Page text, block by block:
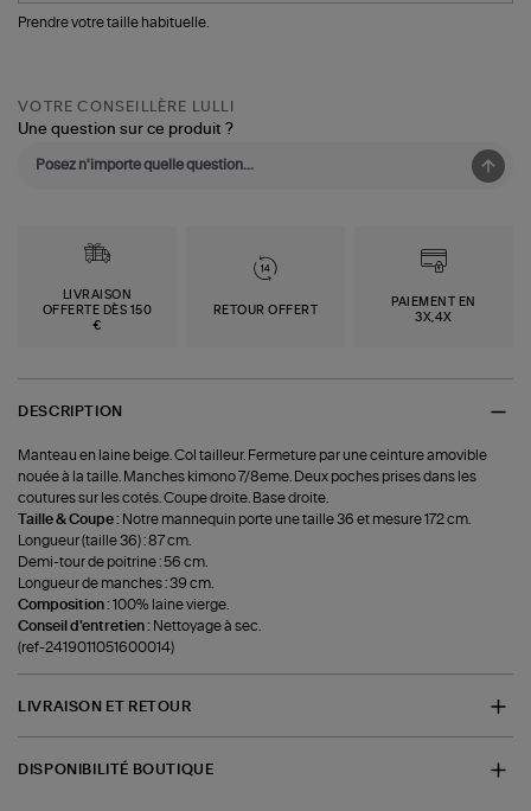
Prendre votre taille habituelle.
VOTRE CONSEILLÈRE LULLI
Une question sur ce produit ?
LIVRAISON
OFFERTE DÈS 150
€
RETOUR OFFERT
PAIEMENT EN
3X,4X
DESCRIPTION
Manteau en laine beige. Col tailleur. Fermeture par une ceinture amovible
nouée à la taille. Manches kimono 7/8eme. Deux poches prises dans les
coutures sur les cotés. Coupe droite. Base droite.
Taille & Coupe : Notre mannequin porte une taille 36 et mesure 172 cm.
Longueur (taille 36) : 87 cm.
Demi-tour de poitrine : 56 cm.
Longueur de manches : 39 cm.
Composition :100% laine vierge.
Conseil d'entretien : Nettoyage à sec.
(ref-2419011051600014)
LIVRAISON ET RETOUR
DISPONIBILITÉ BOUTIQUE